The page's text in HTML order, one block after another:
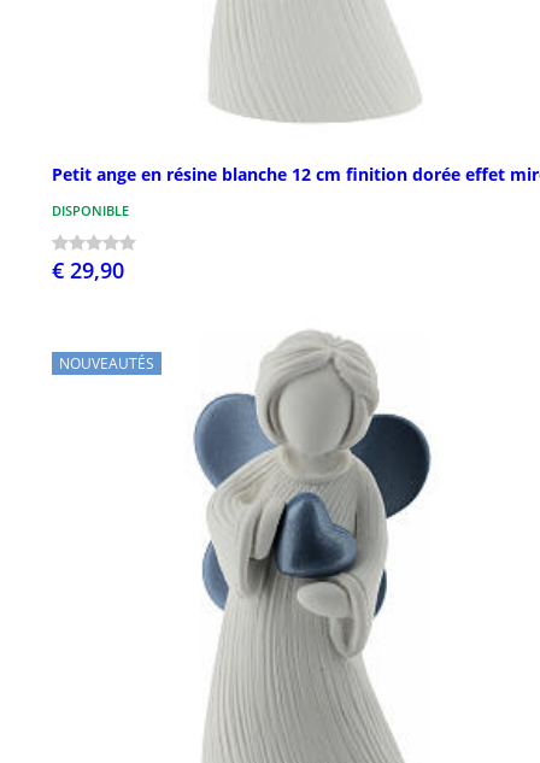
Petit ange en résine blanche 12 cm finition dorée effet
DISPONIBLE
€ 29,90
NOUVEAUTÉS